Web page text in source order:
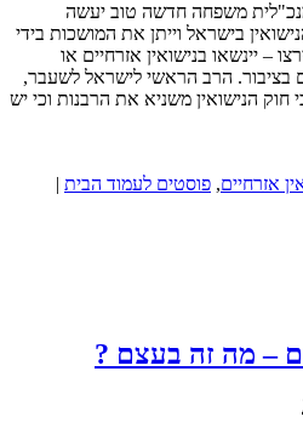
משפחה חדשה טוב יעשה
בישראל וייתן את המושכות בידי
– יינשאו בנישואין אזרחיים או
בציבור. הרב הראשי לישראל לשעבר,
חוק הנישואין משניא את הרבנות וכי יש
אזרחיים, פוסטים לעמוד הבית |
– מה זה בעצם ?